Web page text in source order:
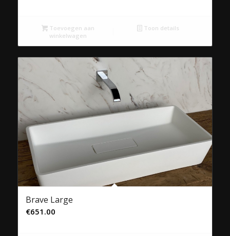
Toevoegen aan
winkelwagen
Toon details
Brave Large
€651.00